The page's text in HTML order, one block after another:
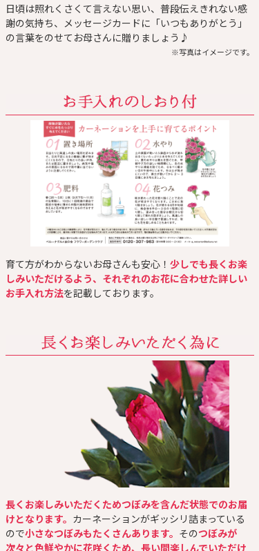
日頃は照れくさくて言えない思い、普段伝えきれない感
謝の気持ち、メッセージカードに「いつもありがとう」
の言葉をのせてお母さんに贈りましょう♪
※写真はイメージです。
育て方がわからないお母さんも安心！ 少しでも長くお楽
しみいただけるよう、それぞれのお花に合わせた詳しい
お手入れ方法を記載しております。
長くお楽しみいただくためつぼみを含んだ状態でのお届
けとなります。 カーネーションがギッシリ詰まっている
ので小さなつぼみもたくさんあります。 そのつぼみが
次々と色鮮やかに花咲くため、長い間楽しんでいただけ